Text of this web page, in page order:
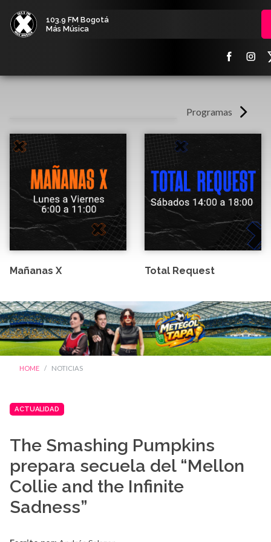
103.9 FM Bogotá
Más Música
Programas
Mañanas X Total Request
HOME NOTICIAS
ACTUALIDAD
The Smashing Pumpkins
prepara secuela del “Mellon
Collie and the Infinite
Sadness”